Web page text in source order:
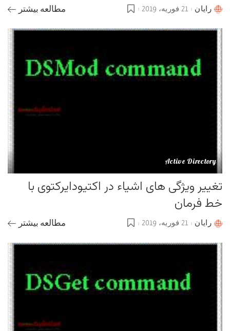
Postedرایان 21 فوریه، 2019 مطالعه بیشتر
Active Directory
تغییر ویژگی های اشیاء در اکتیودایرکتوی با
خط فرمان
Postedرایان 21 فوریه، 2019 مطالعه بیشتر